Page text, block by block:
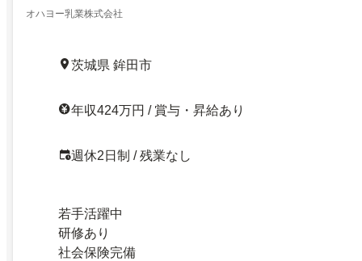
オハヨー乳業株式会社
茨城県 鉾田市
年収424万円 / 賞与・昇給あり
週休2日制 / 残業なし
若手活躍中
研修あり
社会保険完備